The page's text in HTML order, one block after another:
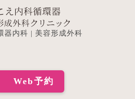
器内科 | 美容形成外科
Web予約